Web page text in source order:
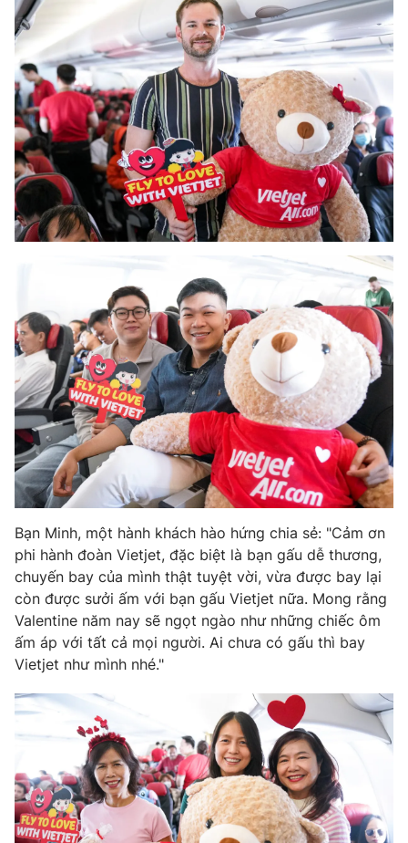
Bạn Minh, một hành khách hào hứng chia sẻ: "Cảm ơn
phi hành đoàn Vietjet, đặc biệt là bạn gấu dễ thương,
chuyến bay của mình thật tuyệt vời, vừa được bay lại
còn được sưởi ấm với bạn gấu Vietjet nữa. Mong rằng
Valentine năm nay sẽ ngọt ngào như những chiếc ôm
ấm áp với tất cả mọi người. Ai chưa có gấu thì bay
Vietjet như mình nhé."